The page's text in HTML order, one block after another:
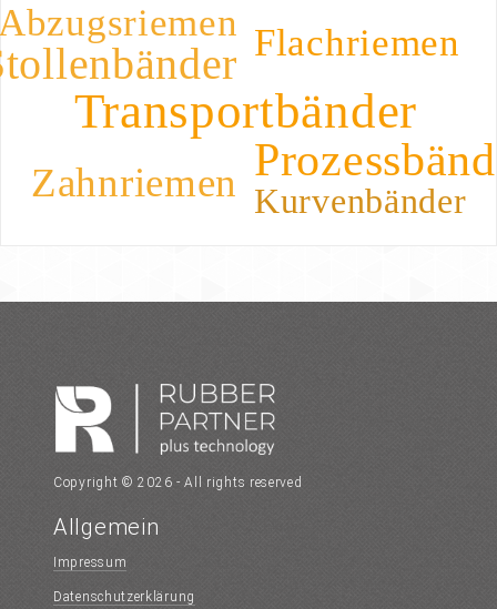
Transportbänder
Zahnriemen
Flachriemen
Kurvenbänder
Copyright © 2026 - All rights reserved
Allgemein
Impressum
Datenschutzerklärung